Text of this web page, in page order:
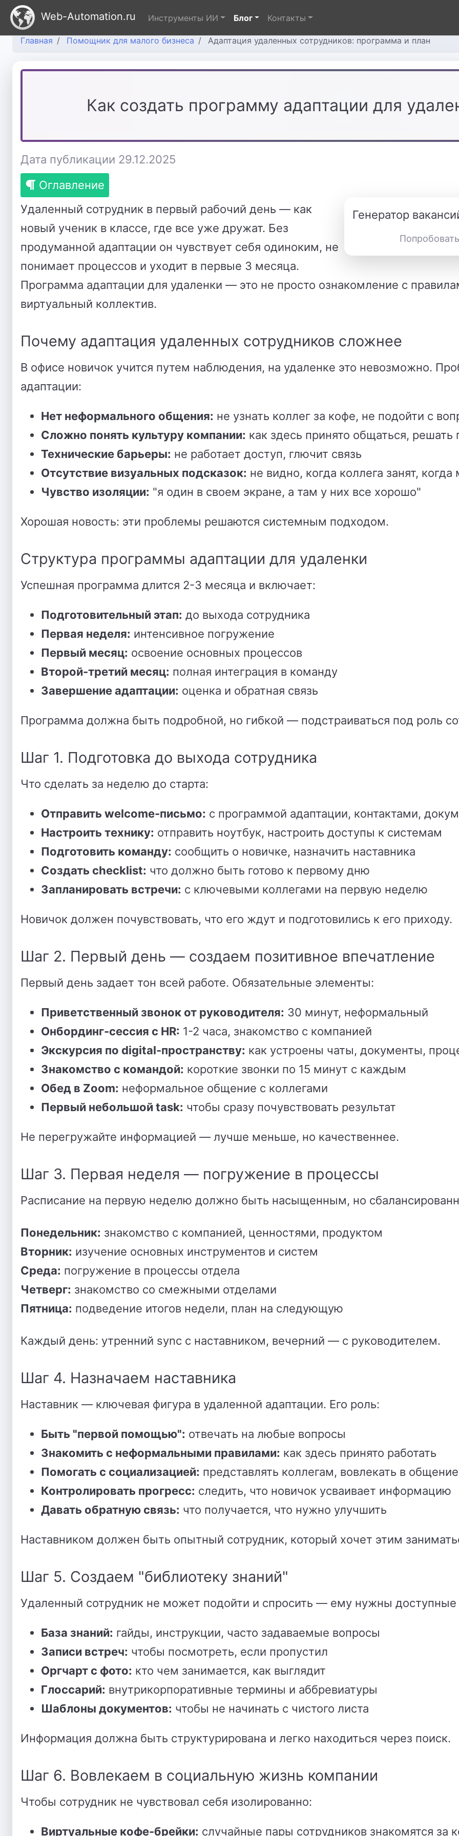
Web-Automation.ru Инструменты ИИ Блог Контакты
Главная Помощник для малого бизнеса Адаптация удаленных сотрудников: программа и план
Как создать программу адаптации для
Дата публикации 29.12.2025
Оглавление
Генератор
Удаленный сотрудник в первый рабочий день — как
новый ученик в классе, где все уже дружат. Без
продуманной адаптации он чувствует себя одиноким, не
понимает процессов и уходит в первые 3 месяца.
Программа адаптации для удаленки — это не просто ознакомление с
виртуальный коллектив.
Почему адаптация удаленных сотрудников сложнее
В офисе новичок учится путем наблюдения, на удаленке это невозможно.
адаптации:
Нет неформального общения: не узнать коллег за кофе, не подойти с
Сложно понять культуру компании: как здесь принято общаться,
Технические барьеры: не работает доступ, глючит связь
Отсутствие визуальных подсказок: не видно, когда коллега занят,
Чувство изоляции: "я один в своем экране, а там у них все хорошо"
Хорошая новость: эти проблемы решаются системным подходом.
Структура программы адаптации для удаленки
Успешная программа длится 2-3 месяца и включает:
Подготовительный этап: до выхода сотрудника
Первая неделя: интенсивное погружение
Первый месяц: освоение основных процессов
Второй-третий месяц: полная интеграция в команду
Завершение адаптации: оценка и обратная связь
Программа должна быть подробной, но гибкой — подстраиваться под роль
Шаг 1. Подготовка до выхода сотрудника
Что сделать за неделю до старта:
Отправить welcome-письмо: с программой адаптации, контактами,
Настроить технику: отправить ноутбук, настроить доступы к системам
Подготовить команду: сообщить о новичке, назначить наставника
Создать checklist: что должно быть готово к первому дню
Запланировать встречи: с ключевыми коллегами на первую неделю
Новичок должен почувствовать, что его ждут и подготовились к его приходу.
Шаг 2. Первый день — создаем позитивное впечатление
Первый день задает тон всей работе. Обязательные элементы:
Приветственный звонок от руководителя: 30 минут, неформальный
Онбординг-сессия с HR: 1-2 часа, знакомство с компанией
Экскурсия по digital-пространству: как устроены чаты, документы,
Знакомство с командой: короткие звонки по 15 минут с каждым
Обед в Zoom: неформальное общение с коллегами
Первый небольшой task: чтобы сразу почувствовать результат
Не перегружайте информацией — лучше меньше, но качественнее.
Шаг 3. Первая неделя — погружение в процессы
Расписание на первую неделю должно быть насыщенным, но
Понедельник: знакомство с компанией, ценностями, продуктом
Вторник: изучение основных инструментов и систем
Среда: погружение в процессы отдела
Четверг: знакомство со смежными отделами
Пятница: подведение итогов недели, план на следующую
Каждый день: утренний sync с наставником, вечерний — с руководителем.
Шаг 4. Назначаем наставника
Наставник — ключевая фигура в удаленной адаптации. Его роль:
Быть "первой помощью": отвечать на любые вопросы
Знакомить с неформальными правилами: как здесь принято работать
Помогать с социализацией: представлять коллегам, вовлекать в общение
Контролировать прогресс: следить, что новичок усваивает информацию
Давать обратную связь: что получается, что нужно улучшить
Наставником должен быть опытный сотрудник, который хочет этим
Шаг 5. Создаем "библиотеку знаний"
Удаленный сотрудник не может подойти и спросить — ему нужны доступные
База знаний: гайды, инструкции, часто задаваемые вопросы
Записи встреч: чтобы посмотреть, если пропустил
Оргчарт с фото: кто чем занимается, как выглядит
Глоссарий: внутрикорпоративные термины и аббревиатуры
Шаблоны документов: чтобы не начинать с чистого листа
Информация должна быть структурирована и легко находиться через поиск.
Шаг 6. Вовлекаем в социальную жизнь компании
Чтобы сотрудник не чувствовал себя изолированно:
Виртуальные кофе-брейки: случайные пары сотрудников знакомятся за